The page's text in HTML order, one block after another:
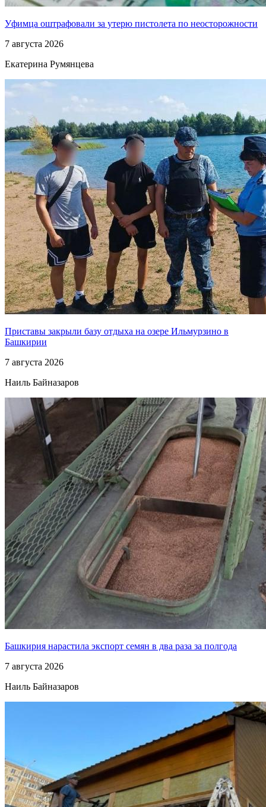
Уфимца оштрафовали за утерю пистолета по неосторожности
7 августа 2026
Екатерина Румянцева
Приставы закрыли базу отдыха на озере Ильмурзино в
Башкирии
7 августа 2026
Наиль Байназаров
Башкирия нарастила экспорт семян в два раза за полгода
7 августа 2026
Наиль Байназаров